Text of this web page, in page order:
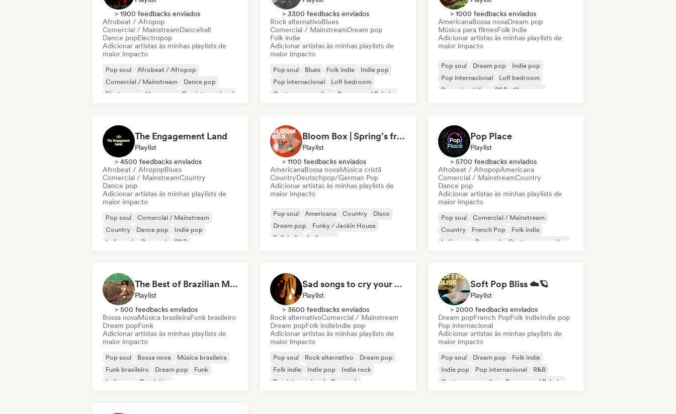
> 1900 feedbacks enviados
Afrobeat / Afropop
Comercial / MainstreamDancehall
Dance popElectropop
Adicionar artistas às minhas playlists de
maior impacto
Pop soul
Afrobeat / Afropop
Comercial / Mainstream
Dance pop
Electropop
Hyperpop
Pop internacional
> 3300 feedbacks enviados
Rock alternativoBlues
Comercial / MainstreamDream pop
Folk indie
Adicionar artistas às minhas playlists de
maior impacto
Pop soul Blues Folk indie
Indie pop
Pop internacional
Lofi bedroom
Cantor-compositor
Pop suave / Balada
> 1000 feedbacks enviados
AmericanaBossa novaDream pop
Música para filmesFolk indie
Adicionar artistas às minhas playlists de
maior impacto
Pop soul Dream pop
Indie pop
Pop internacional
Lofi bedroom
Pop psicodélico
R&B Shoegaze
The Engagement Land
Playlist
> 4500 feedbacks enviados
Afrobeat / AfropopBlues
Comercial / MainstreamCountry
Dance pop
Adicionar artistas às minhas playlists de
maior impacto
Pop soul
Comercial / Mainstream
Country
Dance pop
Indie pop
Indie rock
Pop rock R&B
Bloom Box | Spring’s freshest tracks
Playlist
> 1100 feedbacks enviados
AmericanaBossa novaMúsica cristã
CountryDeutschpop/German Pop
Adicionar artistas às minhas playlists de
maior impacto
Pop soul Americana Country
Disco
Dream pop
Funky / Jackin House
Folk indie
Indie pop
Pop Place
Playlist
> 5700 feedbacks enviados
Afrobeat / AfropopAmericana
Comercial / MainstreamCountry
Dance pop
Adicionar artistas às minhas playlists de
maior impacto
Pop soul
Comercial / Mainstream
Country
French Pop
Folk indie
Indie pop
Pop rock Cantor-compositor
The Best of Brazilian Music 🇧🇷
Playlist
> 500 feedbacks enviados
Bossa novaMúsica brasileiraFunk brasileiro
Dream popFunk
Adicionar artistas às minhas playlists de
maior impacto
Pop soul Bossa nova
Música brasileira
Funk brasileiro
Dream pop
Funk
Indie pop
Pop latino
Sad songs to cry your eyes out
Playlist
> 3600 feedbacks enviados
Rock alternativoComercial / Mainstream
Dream popFolk indieIndie pop
Adicionar artistas às minhas playlists de
maior impacto
Pop soul Rock alternativo
Dream pop
Folk indie
Indie pop
Indie rock
Pop internacional
Pop rock
Soft Pop Bliss ☁️🪐
Playlist
> 2000 feedbacks enviados
Dream popFrench PopFolk indieIndie pop
Pop internacional
Adicionar artistas às minhas playlists de
maior impacto
Pop soul Dream pop
Folk indie
Indie pop
Pop internacional
R&B
Cantor-compositor
Pop suave / Balada